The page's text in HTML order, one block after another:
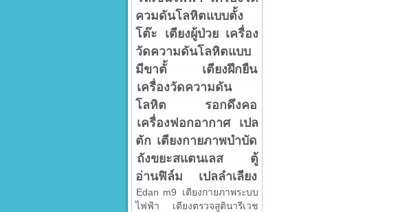
ควมดันโลหิตแบบตั้ง
โต๊ะ
เตียงผู้ป่วย เครื่อง
วัดความดันโลหิตแบบ
มีขาตั้
เตียงฝึกยืน
เครื่องวัดความดัน
โลหิต
รอกดึงคอ
เครื่องฟอกอากาศ
เปล
ตัก เตียงกายภาพบำบัด
ถังขยะสแตนเลส
ตู้
อ่านฟิล์ม
เปลลำเลียง
Edan m9
เตียงกายภาพระบบ
ไฟฟ้า
เตียงตรวจสูตินารีเวช